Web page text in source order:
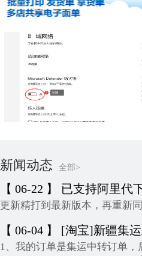
精打教程(247)抖音无店铺续费电
子面单授权
FAQ
新闻动态 全部>
【 06-22 】 已支持阿里代
更新精打到最新版本，再重新
【 06-04 】 [淘宝]新疆集
1、我的订单是集运中转订单